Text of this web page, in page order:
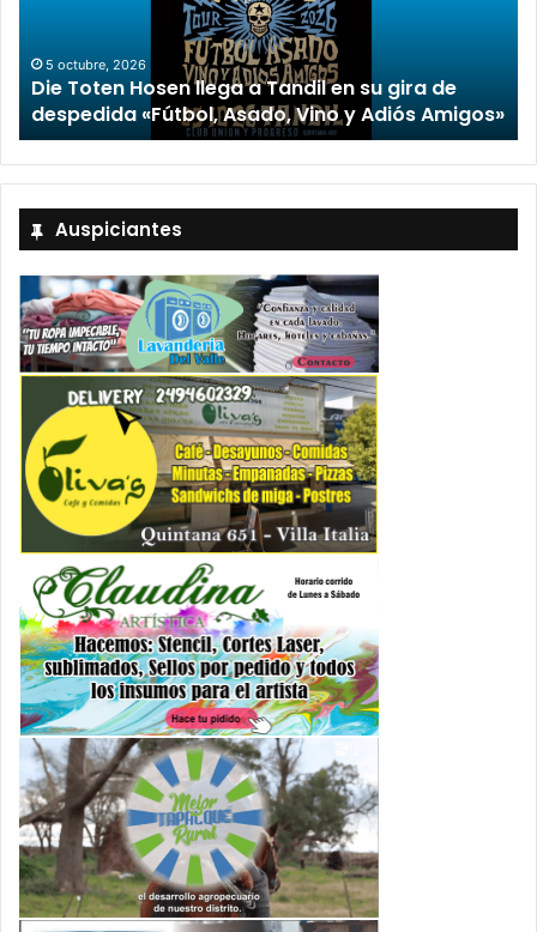
gira de
Amigos»
2 octubre, 2026
“TIRRIA” llega a Tandil con un elenco
encabezado por Capusotto,
Stefani
Auspiciantes